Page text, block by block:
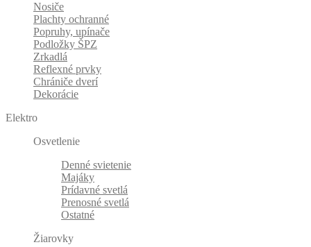
Nosiče
Plachty ochranné
Popruhy, upínače
Podložky ŠPZ
Zrkadlá
Reflexné prvky
Chrániče dverí
Dekorácie
Elektro
Osvetlenie
Denné svietenie
Majáky
Prídavné svetlá
Prenosné svetlá
Ostatné
Žiarovky